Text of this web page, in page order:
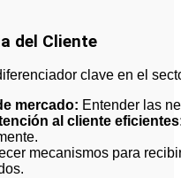
del Cliente
clave en el
mercado: Entender las
al cliente
mecanismos para